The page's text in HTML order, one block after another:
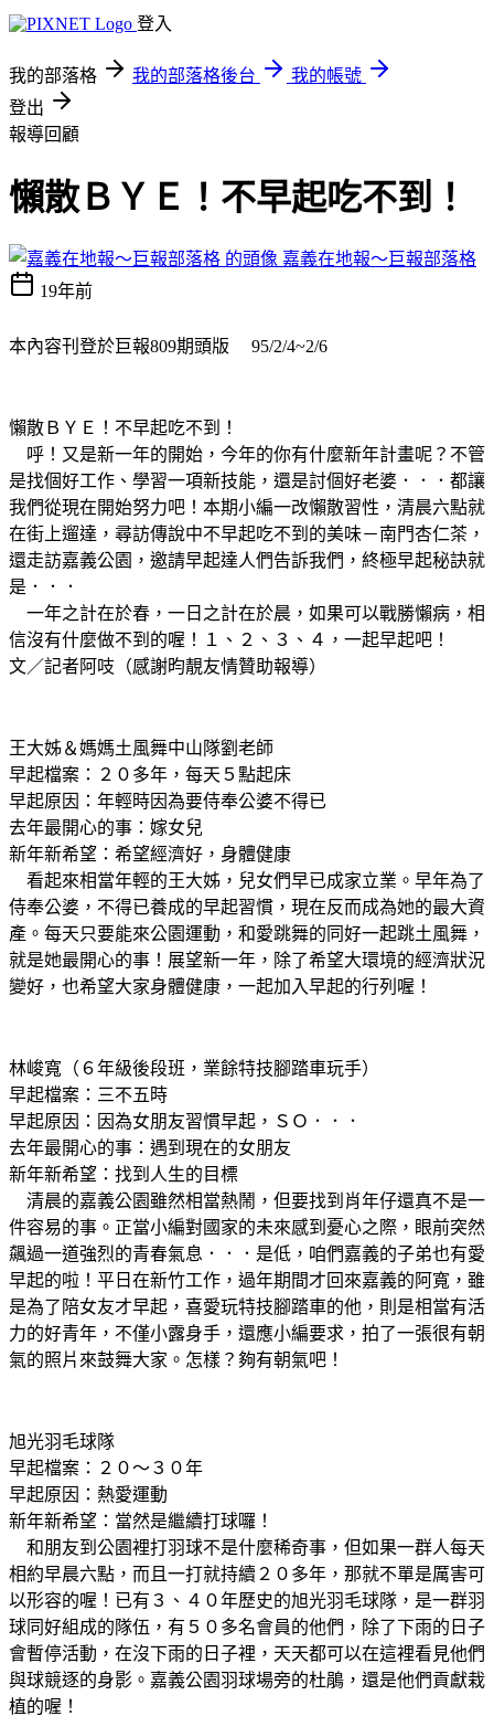
登入
我的部落格 我的部落格後台
我的帳號
登出
報導回顧
懶散ＢＹＥ！不早起吃不到！
嘉義在地報～巨報部落格
19年前
本內容刊登於巨報809期頭版 95/2/4~2/6
懶散ＢＹＥ！不早起吃不到！
呼！又是新一年的開始，今年的你有什麼新年計畫呢？不管
是找個好工作、學習一項新技能，還是討個好老婆．．．都讓
我們從現在開始努力吧！本期小編一改懶散習性，清晨六點就
在街上遛達，尋訪傳說中不早起吃不到的美味－南門杏仁茶，
還走訪嘉義公園，邀請早起達人們告訴我們，終極早起秘訣就
是．．．
一年之計在於春，一日之計在於晨，如果可以戰勝懶病，相
信沒有什麼做不到的喔！１、２、３、４，一起早起吧！
文／記者阿吱（感謝昀靚友情贊助報導）
王大姊＆媽媽土風舞中山隊劉老師
早起檔案：２０多年，每天５點起床
早起原因：年輕時因為要侍奉公婆不得已
去年最開心的事：嫁女兒
新年新希望：希望經濟好，身體健康
看起來相當年輕的王大姊，兒女們早已成家立業。早年為了
侍奉公婆，不得已養成的早起習慣，現在反而成為她的最大資
產。每天只要能來公園運動，和愛跳舞的同好一起跳土風舞，
就是她最開心的事！展望新一年，除了希望大環境的經濟狀況
變好，也希望大家身體健康，一起加入早起的行列喔！
林峻寬（６年級後段班，業餘特技腳踏車玩手）
早起檔案：三不五時
早起原因：因為女朋友習慣早起，ＳＯ．．．
去年最開心的事：遇到現在的女朋友
新年新希望：找到人生的目標
清晨的嘉義公園雖然相當熱鬧，但要找到肖年仔還真不是一
件容易的事。正當小編對國家的未來感到憂心之際，眼前突然
飆過一道強烈的青春氣息．．．是低，咱們嘉義的子弟也有愛
早起的啦！平日在新竹工作，過年期間才回來嘉義的阿寬，雖
是為了陪女友才早起，喜愛玩特技腳踏車的他，則是相當有活
力的好青年，不僅小露身手，還應小編要求，拍了一張很有朝
氣的照片來鼓舞大家。怎樣？夠有朝氣吧！
旭光羽毛球隊
早起檔案：２０～３０年
早起原因：熱愛運動
新年新希望：當然是繼續打球囉！
和朋友到公園裡打羽球不是什麼稀奇事，但如果一群人每天
相約早晨六點，而且一打就持續２０多年，那就不單是厲害可
以形容的喔！已有３、４０年歷史的旭光羽毛球隊，是一群羽
球同好組成的隊伍，有５０多名會員的他們，除了下雨的日子
會暫停活動，在沒下雨的日子裡，天天都可以在這裡看見他們
與球競逐的身影。嘉義公園羽球場旁的杜鵑，還是他們貢獻栽
植的喔！